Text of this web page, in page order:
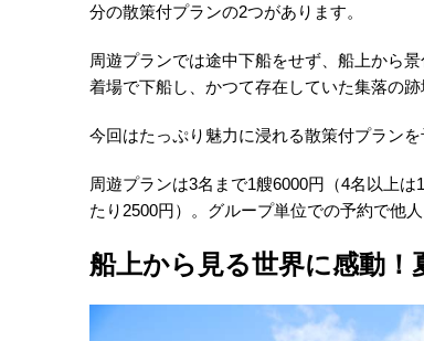
分の散策付プランの2つがあります。
周遊プランでは途中下船をせず、船上から
着場で下船し、かつて存在していた集落の
今回はたっぷり魅力に浸れる散策付プラン
周遊プランは3名まで1艘6000円（4名以上
たり2500円）。グループ単位での予約で他
船上から見る世界に感動